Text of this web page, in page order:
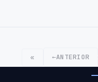
« ←ANTERIOR